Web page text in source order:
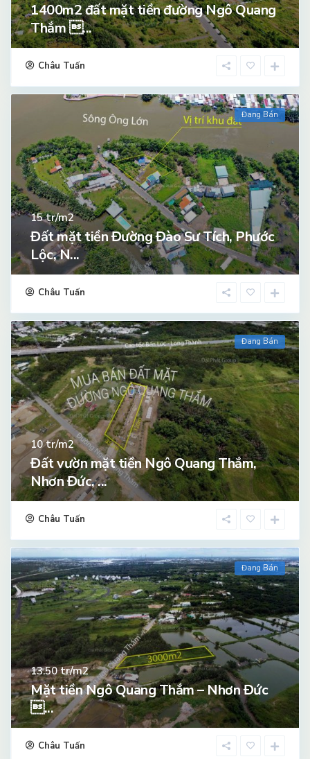
1400m2 đất mặt tiền đường Ngô Quang
Thắm ...
Châu Tuấn
Đang Bán
15tr/m2
Đất mặt tiền Đường Đào Sư Tích, Phước
Lộc, N...
Châu Tuấn
Đang Bán
10tr/m2
Đất vườn mặt tiền Ngô Quang Thắm,
Nhơn Đức, ...
Châu Tuấn
Đang Bán
13.50tr/m2
Mặt tiền Ngô Quang Thắm – Nhơn Đức
...
Châu Tuấn